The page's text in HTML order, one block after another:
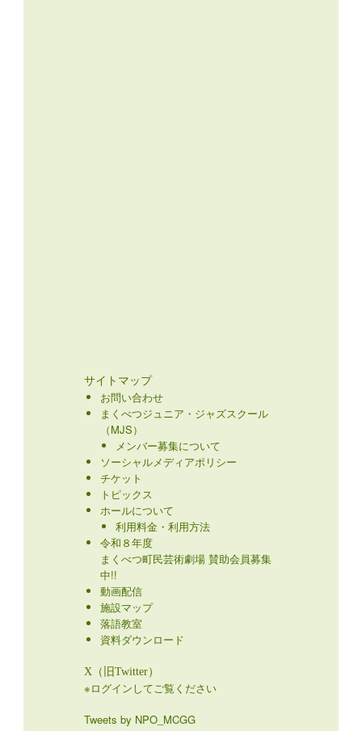
サイトマップ
お問い合わせ
まくべつジュニア・ジャズスクール
（MJS）
メンバー募集について
ソーシャルメディアポリシー
チケット
トピックス
ホールについて
利用料金・利用方法
令和８年度
まくべつ町民芸術劇場 賛助会員募集
中!!
動画配信
施設マップ
落語教室
資料ダウンロード
X（旧Twitter）
※ログインしてご覧ください
Tweets by NPO_MCGG